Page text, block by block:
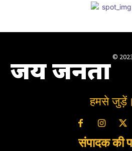
जय जनता ©
हमसे जुड़ें।
संपादक की